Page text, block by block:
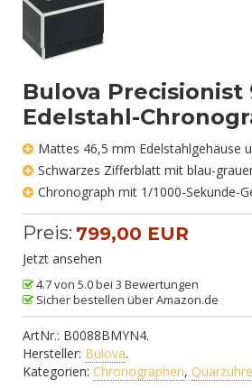
Bulova Precisionist
Edelstahl-
Mattes 46,5 mm Edelstahlgehäuse
Schwarzes Zifferblatt mit blau-
Chronograph mit 1/1000-Sekunde-
Preis: 799,00 EUR
Jetzt ansehen
4.7 von 5.0 bei 3 Bewertungen
Sicher bestellen über Amazon.de
ArtNr.: B0088BMYN4.
Hersteller: Bulova.
Kategorien: Chronographen,